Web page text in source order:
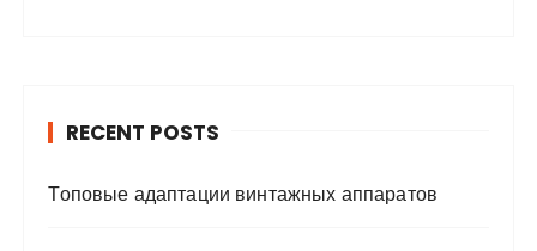
RECENT POSTS
Топовые адаптации винтажных аппаратов